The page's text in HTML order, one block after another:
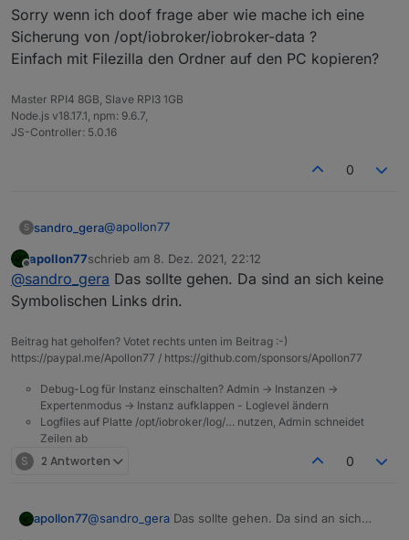
nur mit Nodejs 12 auftrat. Grund: unbekannt.
Sorry wenn ich doof frage aber wie mache ich eine
Sicherung von /opt/iobroker/iobroker-data ?
Einfach mit Filezilla den Ordner auf den PC kopieren?
Master RPI4 8GB, Slave RPI3 1GB
Node.js v18.17.1, npm: 9.6.7,
JS-Controller: 5.0.16
0
S sandro_gera@apollon77
Sorry wenn ich doof frage aber wie mache ich
eine Sicherung von /opt/iobroker/iobroker-data ?
Einfach mit Filezilla den Ordner auf den PC
Offline
apollon77schrieb am 8. Dez. 2021, 22:12
zuletzt editiert von
@sandro_gera Das sollte gehen. Da sind an sich keine
Symbolischen Links drin.
Beitrag hat geholfen? Votet rechts unten im Beitrag :-)
https://paypal.me/Apollon77 / https://github.com/sponsors/Apollon77
Debug-Log für Instanz einschalten? Admin -> Instanzen ->
Expertenmodus -> Instanz aufklappen - Loglevel ändern
Logfiles auf Platte /opt/iobroker/log/… nutzen, Admin schneidet
Zeilen ab
S 2 Antworten 0
apollon77@sandro_gera Das sollte gehen. Da sind an sich